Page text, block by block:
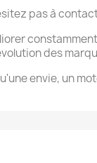
pas à
des
envie, un